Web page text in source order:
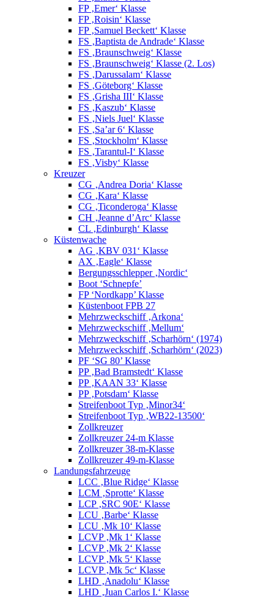
FP ‚Emer‘ Klasse
FP ‚Roisin‘ Klasse
FP ‚Samuel Beckett‘ Klasse
FS ‚Baptista de Andrade‘ Klasse
FS ‚Braunschweig‘ Klasse
FS ‚Braunschweig‘ Klasse (2. Los)
FS ‚Darussalam‘ Klasse
FS ‚Göteborg‘ Klasse
FS ‚Grisha III‘ Klasse
FS ‚Kaszub‘ Klasse
FS ‚Niels Juel‘ Klasse
FS ‚Sa’ar 6‘ Klasse
FS ‚Stockholm‘ Klasse
FS ‚Tarantul-I‘ Klasse
FS ‚Visby‘ Klasse
Kreuzer
CG ‚Andrea Doria‘ Klasse
CG ‚Kara‘ Klasse
CG ‚Ticonderoga‘ Klasse
CH ‚Jeanne d’Arc‘ Klasse
CL ‚Edinburgh‘ Klasse
Küstenwache
AG ‚KBV 031‘ Klasse
AX ‚Eagle‘ Klasse
Bergungsschlepper ‚Nordic‘
Boot ‘Schnepfe’
FP ‘Nordkapp’ Klasse
Küstenboot FPB 27
Mehrzweckschiff ‚Arkona‘
Mehrzweckschiff ‚Mellum‘
Mehrzweckschiff ‚Scharhörn‘ (1974)
Mehrzweckschiff ‚Scharhörn‘ (2023)
PF ‘SG 80’ Klasse
PP ‚Bad Bramstedt‘ Klasse
PP ‚KAAN 33‘ Klasse
PP ‚Potsdam‘ Klasse
Streifenboot Typ ‚Minor34‘
Streifenboot Typ ‚WB22-13500‘
Zollkreuzer
Zollkreuzer 24-m Klasse
Zollkreuzer 38-m-Klasse
Zollkreuzer 49-m-Klasse
Landungsfahrzeuge
LCC ‚Blue Ridge‘ Klasse
LCM ‚Sprotte‘ Klasse
LCP ‚SRC 90E‘ Klasse
LCU ‚Barbe‘ Klasse
LCU ‚Mk 10‘ Klasse
LCVP ‚Mk 1‘ Klasse
LCVP ‚Mk 2‘ Klasse
LCVP ‚Mk 5‘ Klasse
LCVP ‚Mk 5c‘ Klasse
LHD ‚Anadolu‘ Klasse
LHD ‚Juan Carlos I.‘ Klasse